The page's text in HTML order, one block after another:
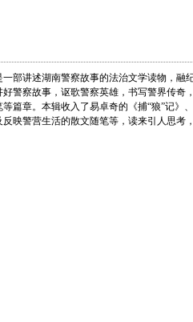
一部讲述湖南警察故事的法治文学读物，融
警察故事，讴歌警察英雄，书写警界传奇
篇章。本辑收入了易卓奇的《捕“狼”记
映警营生活的散文随笔等，读来引人思考